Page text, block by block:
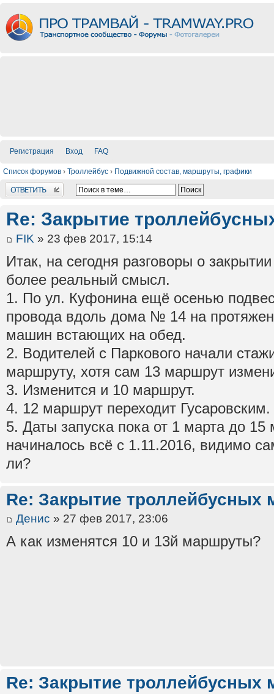
Регистрация Вход FAQ
Список форумов › Троллейбус › Подвижной состав, маршруты, графики
Ответить
Re: Закрытие
FIK » 23 фев 2017, 15:14
Итак, на сегодня разговоры о
более реальный смысл.
1. По ул. Куфонина ещё осенью
провода вдоль дома № 14 на
машин встающих на обед.
2. Водителей с Паркового начали
маршруту, хотя сам 13 маршрут
3. Изменится и 10 маршрут.
4. 12 маршрут переходит Гусаровским.
5. Даты запуска пока от 1 марта до 15
начиналось всё с 1.11.2016, видимо
ли?
Re: Закрытие троллейбусных
Денис » 27 фев 2017, 23:06
А как изменятся 10 и 13й маршруты?
Re: Закрытие троллейбусных